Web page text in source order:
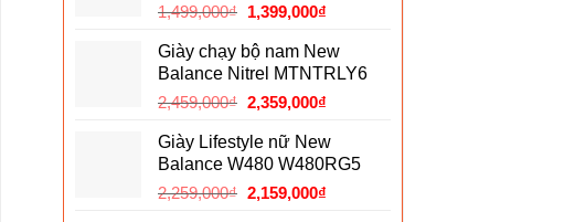
1,399,000₫.
1,499,000₫ Giá
là:
1,499,000₫.
1,399,000₫Giá
tại
là:
1,399,000₫.
Giày chạy bộ nam New
Balance Nitrel MTNTRLY6
2,459,000₫ Giá
là:
2,459,000₫.
2,359,000₫Giá
tại
là:
2,359,000₫.
Giày Lifestyle nữ New
Balance W480 W480RG5
2,259,000₫ Giá
2,159,000₫Giá